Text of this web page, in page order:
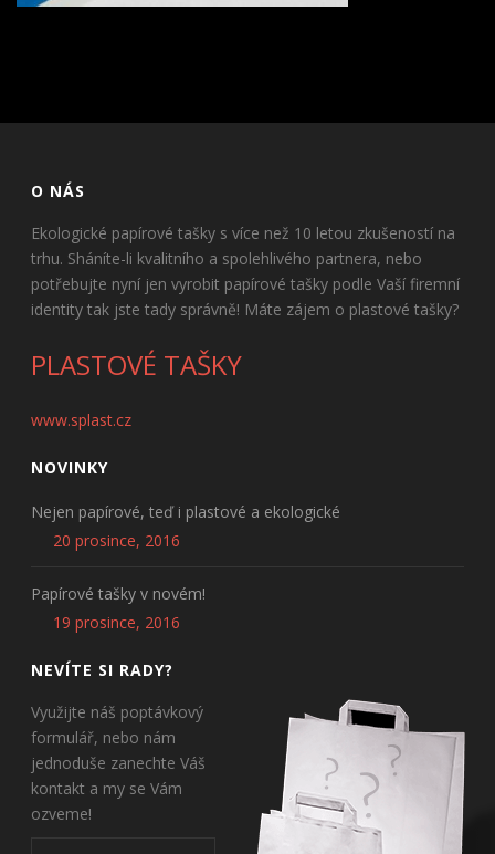
O NÁS
Ekologické papírové tašky s více než 10 letou zkušeností na
trhu. Sháníte-li kvalitního a spolehlivého partnera, nebo
potřebujte nyní jen vyrobit papírové tašky podle Vaší firemní
identity tak jste tady správně! Máte zájem o plastové tašky?
PLASTOVÉ TAŠKY
www.splast.cz
NOVINKY
Nejen papírové, teď i plastové a ekologické
20 prosince, 2016
Papírové tašky v novém!
19 prosince, 2016
NEVÍTE SI RADY?
Využijte náš poptávkový
formulář, nebo nám
jednoduše zanechte Váš
kontakt a my se Vám
ozveme!